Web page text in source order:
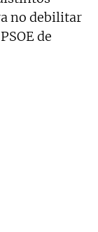
no debilitar
de